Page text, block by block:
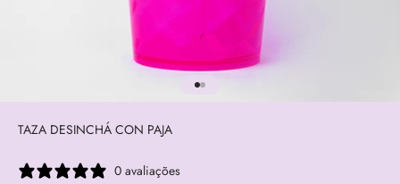
TAZA DESINCHÁ CON PAJA
0 avaliações